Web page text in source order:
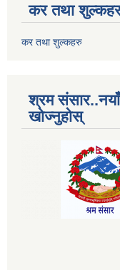
कर तथा
कर तथा शुल्कहरु
श्रम
खोज्नुहोस्